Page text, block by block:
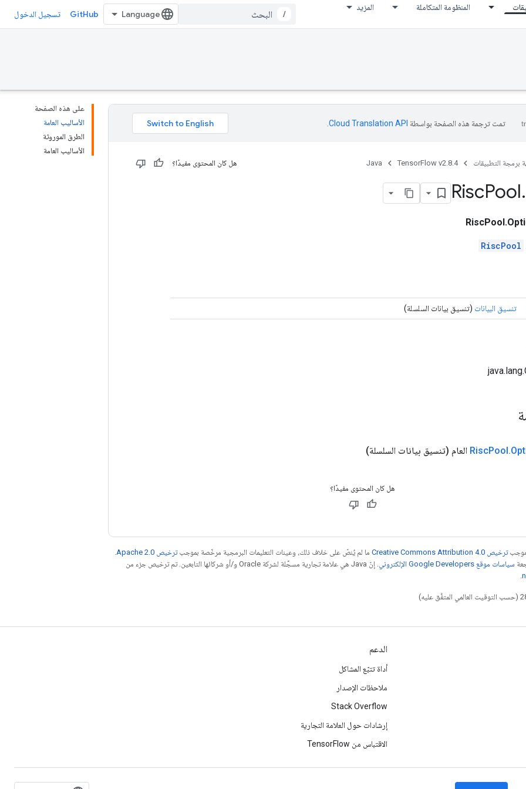
المنظومة المتكاملة المزيد
/
GitHub تسجيل الدخول
على هذه الصفحة
الأساليب العامة
الطرق الموروثة
الأساليب العامة
تمت ترجمة هذه الصفحة بواسطة Cloud Translation API‏
برمجة التطبيقات TensorFlow v2.8.4
Java هل كان المحتوى مفيدًا؟
RiscPool.
RiscPool
تنسيق البيانات (تنسيق بيانات السلسلة)
RiscPool. العام (تنسيق بيانات السلسلة)
هل كان المحتوى مفيدًا؟
ترخيص Creative Commons Attribution 4.0‏ ما لم يُنصّ على خلاف ذلك، وعينات التعليمات البرمجية مرخّصة بموجبترخيص Apache 2.0‏
سياسات موقع Google Developers الإلكتروني
. إنّ Java هي علامة تجارية مسجَّلة لشركة Oracle و/أو شركائها التابعين. تم ترخيص جزء من
الدعم
أداة تتبّع المشاكل
ملاحظات الإصدار
Stack Overflow
إرشادات حول العلامة التجارية
الاقتباس من TensorFlow